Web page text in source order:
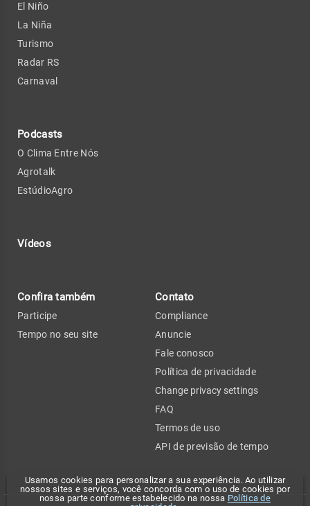
Usamos cookies para personalizar a sua experiência. Ao utilizar
nossos sites e serviços, você concorda com o uso de cookies por
nossa parte conforme estabelecido na nossa Política de
El Niño
La Niña
Turismo
Radar RS
Carnaval
Podcasts
O Clima Entre Nós
Agrotalk
EstúdioAgro
Vídeos
Confira também
Participe
Tempo no seu site
Contato
Compliance
Anuncie
Fale conosco
Política de privacidade
Change privacy settings
FAQ
Termos de uso
API de previsão de tempo